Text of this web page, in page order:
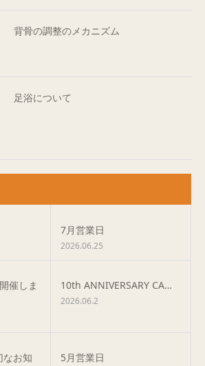
背骨の調整のメカニズム
足浴について
7月営業日
2026.06.25
催しま
10th ANNIVERSARY CA…
2026.06.2
なお知
5月営業日